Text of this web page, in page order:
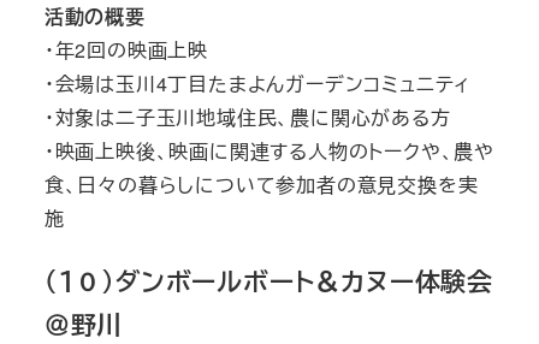
活動の概要
・年2回の映画上映
・会場は玉川4丁目たまよんガーデンコミュニティ
・対象は二子玉川地域住民、農に関心がある方
・映画上映後、映画に関連する人物のトークや、農や
食、日々の暮らしについて参加者の意見交換を実
施
（１０）ダンボールボート＆カヌー体験会
＠野川